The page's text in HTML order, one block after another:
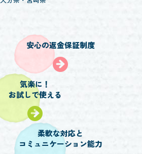
安心の返金保証制度
気楽に！
お試しで使える
柔軟な対応と
コミュニケーション能力